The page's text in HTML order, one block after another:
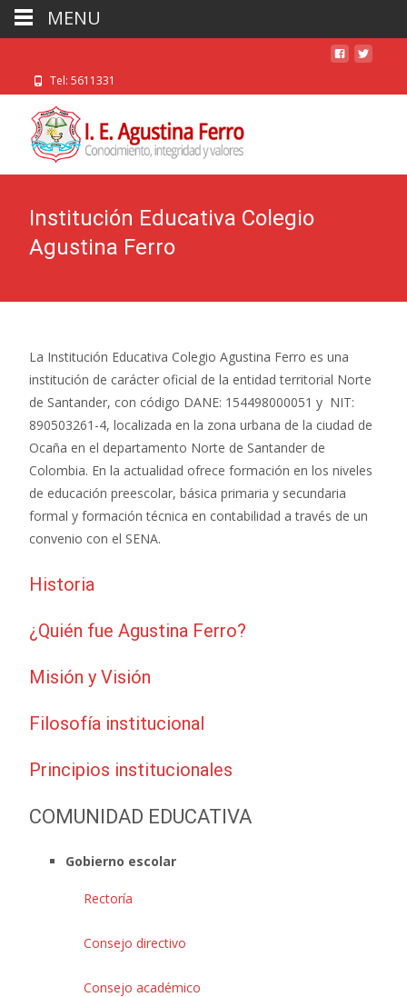
Tel: 5611331
Institución Educativa Colegio
Agustina Ferro
La Institución Educativa Colegio Agustina Ferro es una
institución de carácter oficial de la entidad territorial Norte
de Santander, con código DANE: 154498000051 y NIT:
890503261 -4, localizada en la zona urbana de la ciudad de
Ocaña en el departamento Norte de Santander de
Colombia. En la actualidad ofrece formación en los niveles
de educación preescolar, básica primaria y secundaria
formal y formación técnica en contabilidad a través de un
convenio con el SENA.
Historia
¿Quién fue Agustina Ferro?
Misión y Visión
Filosofía institucional
Principios institucionales
COMUNIDAD EDUCATIVA
Gobierno escolar
Rectoría
Consejo directivo
Consejo académico
MENU